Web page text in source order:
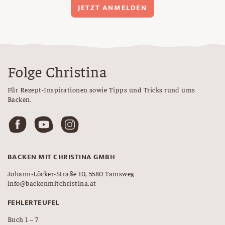
JETZT ANMELDEN
Folge Christina
Für Rezept-Inspirationen sowie Tipps und Tricks rund ums
Backen.
BACKEN MIT CHRISTINA GMBH
Johann-Löcker-Straße 10, 5580 Tamsweg
info@backenmitchristina.at
FEHLERTEUFEL
Buch 1 – 7